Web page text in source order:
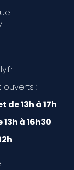
ouverts :
de 13h à 17h
à 16h30